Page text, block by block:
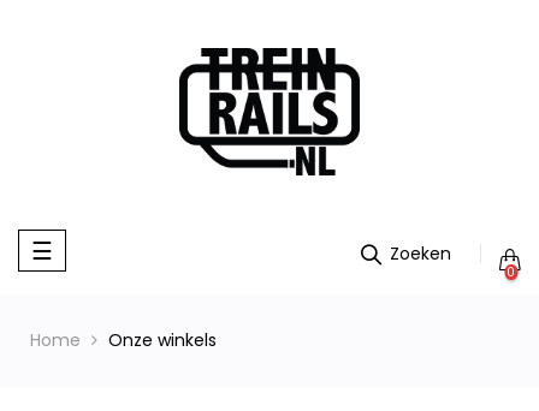
Toggle
navigation
☰
0
Home Onze winkels